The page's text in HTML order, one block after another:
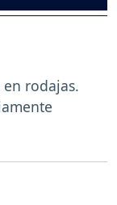
rodajas.